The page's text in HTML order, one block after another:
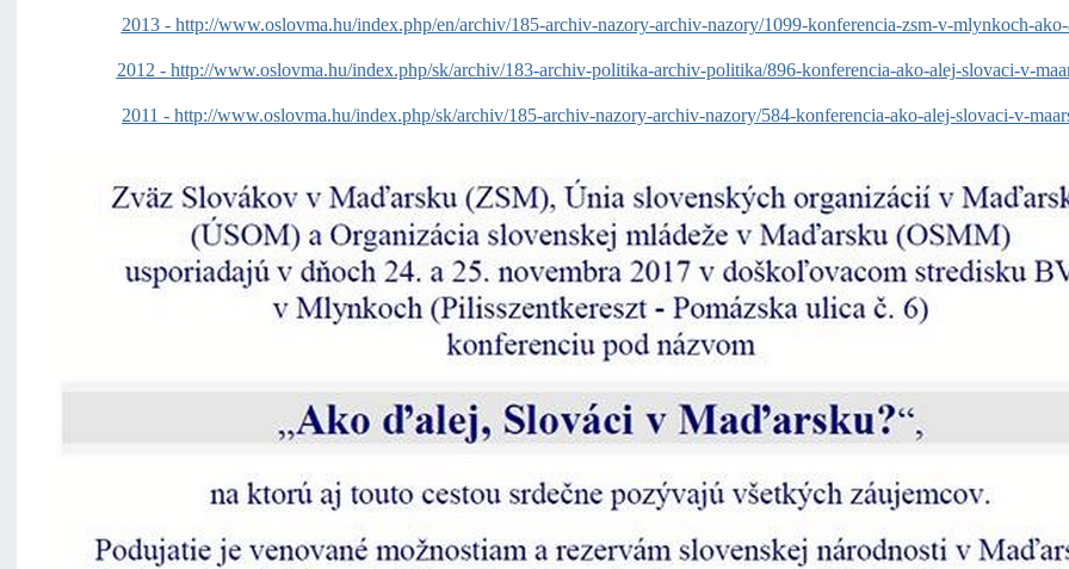
2013 - http://www.oslovma.hu/index.php/en/archiv/185-archiv-nazory-archiv-nazory/1099-konferencia-zsm-v-mlynkoch-
2012 - http://www.oslovma.hu/index.php/sk/archiv/183-archiv-politika-archiv-politika/896-konferencia-ako-alej-slovaci-v-
2011 - http://www.oslovma.hu/index.php/sk/archiv/185-archiv-nazory-archiv-nazory/584-konferencia-ako-alej-slovaci-v-